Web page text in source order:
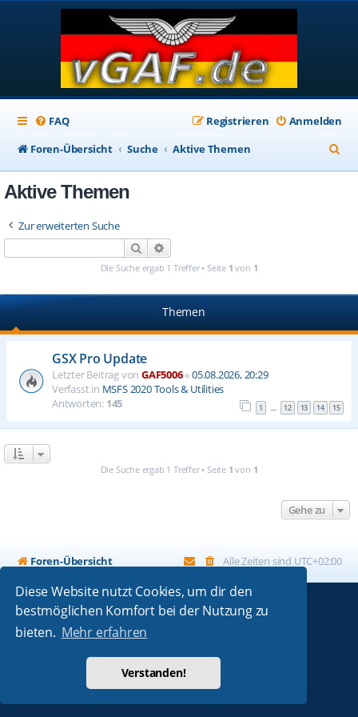
Diese Website nutzt Cookies, um dir den
bestmöglichen Komfort bei der Nutzung zu
bieten. Mehr erfahren
Verstanden!
FAQ Anmelden
Registrieren
Foren-Übersicht
Suche Aktive Themen
u
Aktive Themen
Zur erweiterten Suche
Suche
Die Suche ergab 1 Treffer • Seite 1 von 1
Themen
GSX Pro Update
Letzter Beitrag von GAF5006«05.08.2026, 20:29
Verfasst in MSFS 2020 Tools & Utilities
Antworten: 145 1 … 12 13 14 15
Die Suche ergab 1 Treffer • Seite 1 von 1
Gehe zu
Foren-Übersicht Alle Zeiten sind UTC+02:00
Powered byphpBB® Forum Software © phpBB Limited
Absolution style by
Deutsche Übersetzung durch
Datenschutz|Nutzungsbedingungen